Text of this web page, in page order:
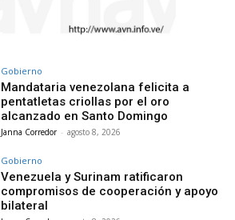
Gobierno
Mandataria venezolana felicita a
pentatletas criollas por el oro
alcanzado en Santo Domingo
Janna Corredor - agosto 8, 2026
Gobierno
Venezuela y Surinam ratificaron
compromisos de cooperación y apoyo
bilateral